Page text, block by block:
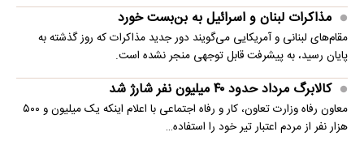
مذاکرات لبنان و اسرائیل به بن‌بست خورد
مقام‌های لبنانی و آمریکایی می‌گویند دور جدید مذاکرات که روز گذشته به
پایان رسید، به پیشرفت قابل توجهی منجر نشده است.
کالابرگ مرداد حدود ۴۰‌ میلیون نفر شارژ شد
معاون رفاه وزارت تعاون، کار و رفاه اجتماعی با اعلام اینکه یک میلیون و ۵۰۰
هزار نفر از مردم اعتبار تیر خود را استفاده…